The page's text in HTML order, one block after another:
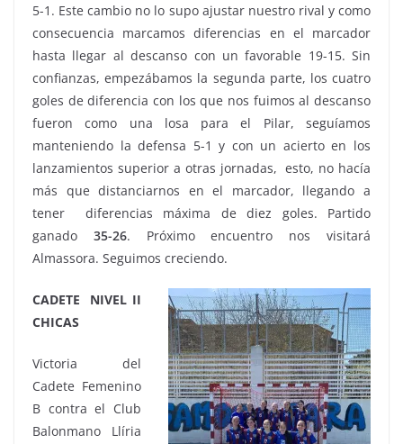
5-1. Este cambio no lo supo ajustar nuestro rival y como
consecuencia marcamos diferencias en el marcador
hasta llegar al descanso con un favorable 19-15. Sin
confianzas, empezábamos la segunda parte, los cuatro
goles de diferencia con los que nos fuimos al descanso
fueron como una losa para el Pilar, seguíamos
manteniendo la defensa 5-1 y con un acierto en los
lanzamientos superior a otras jornadas, esto, no hacía
más que distanciarnos en el marcador, llegando a
tener diferencias máxima de diez goles. Partido
ganado 35-26. Próximo encuentro nos visitará
Almassora. Seguimos creciendo.
CADETE NIVEL II
CHICAS
Victoria del
Cadete Femenino
B contra el Club
Balonmano Llíria